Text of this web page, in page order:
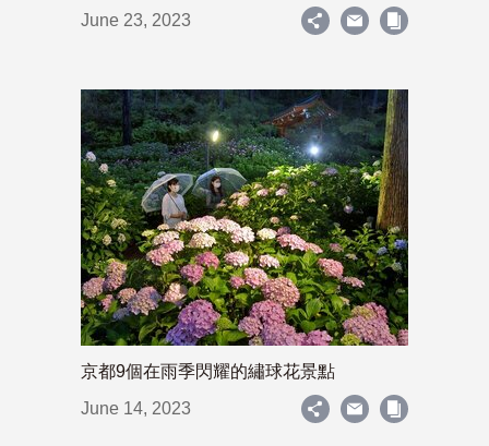
June 23, 2023
京都9個在雨季閃耀的繡球花景點
June 14, 2023